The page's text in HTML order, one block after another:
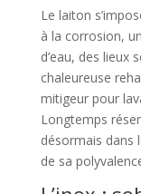
Le laiton
à la corrosion,
d’eau, des lieux
chaleureuse
mitigeur pour
Longtemps
désormais dans
de sa